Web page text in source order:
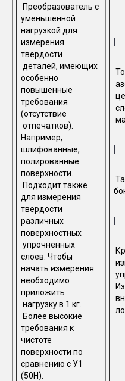
Преобразователь с
уменьшенной
нагрузкой для
измерения
твердости
деталей, имеющих
особенно
повышенные
требования
(отсутствие
отпечатков).
Например,
шлифованные,
полированные
поверхности.
Подходит также
для измерения
твердости
различных
поверхностных
упрочненных
слоев. Чтобы
начать измерения
необходимо
приложить
нагрузку в 1 кг.
Более высокие
требования к
чистоте
поверхности по
сравнению с У1
(50Н).